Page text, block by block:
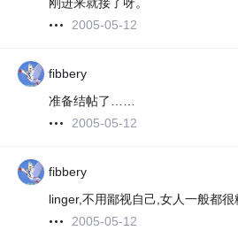
刚进来就接了呀。
2005-05-12
fibbery
准备结帖了……
2005-05-12
fibbery
linger,不用鄙视自己,女人一般都很
2005-05-12